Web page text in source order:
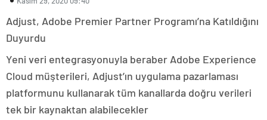
Adjust, Adobe Premier Partner Programı’na Katıldığını
Duyurdu
Yeni veri entegrasyonuyla beraber Adobe Experience
Cloud müşterileri, Adjust’ın uygulama pazarlaması
platformunu kullanarak tüm kanallarda doğru verileri
tek bir kaynaktan alabilecekler